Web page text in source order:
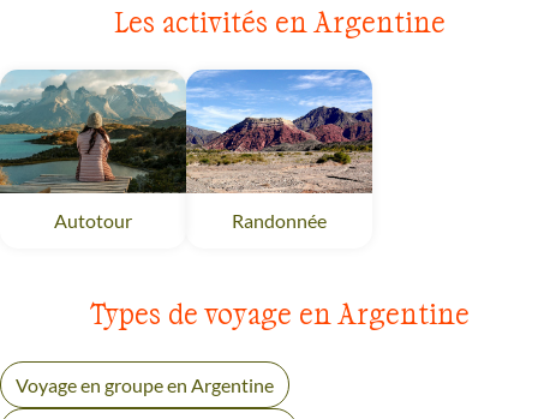
Les activités en Argentine
Autotour Randonnée
Types de voyage en Argentine
Voyage en groupe en Argentine